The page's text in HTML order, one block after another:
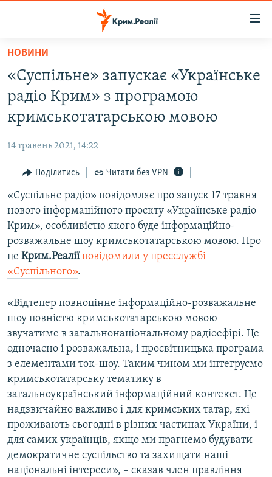
Перейти
основного
матеріалу
Перейти
до
основної
навігації
Перейти
пошуку
ВОДА.КРИМ
ВІДЕО ТА ФОТО
БЛОГИ
ПОГЛЯД
ІНТЕРВ'Ю
ВСЕ ЗА ДЕНЬ
СПЕЦПРОЕКТИ
ДЕПОРТАЦІЯ
СВІДЧЕННЯ ОКУПАЦІЇ
ІНФОГРАФІКА
ЯК ОБІЙТИ БЛОКУВАННЯ
Qırımtatar
ДОЛУЧАЙСЯ!
Усі сайти RFE/RL
НОВИНИ
«Суспільне» запускає «Українське
радіо Крим» з програмою
кримськотатарською мовою
14 травень 2021, 14:22
Поділитись Читати без VPN
«Суспільне радіо» повідомляє про запуск 17 травня
нового інформаційного проєкту «Українське радіо
Крим», особливістю якого буде інформаційно-
розважальне шоу кримськотатарською мовою. Про
це Крим.Реалії повідомили у пресслужбі
«Суспільного».
«Відтепер повноцінне інформаційно-розважальне
шоу повністю кримськотатарською мовою
звучатиме в загальнонаціональному радіоефірі. Це
одночасно і розважальна, і просвітницька програма
з елементами ток-шоу. Таким чином ми інтегруємо
кримськотатарську тематику в
загальноукраїнський інформаційний контекст. Це
надзвичайно важливо і для кримських татар, які
проживають сьогодні в різних частинах України, і
для самих українців, якщо ми прагнемо будувати
демократичне суспільство та захищати наші
національні інтереси», – сказав член правління